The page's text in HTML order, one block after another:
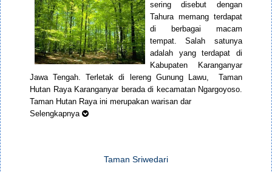
sering disebut dengan
Tahura memang terdapat
di berbagai macam
tempat. Salah satunya
adalah yang terdapat di
Kabupaten Karanganyar
Jawa Tengah. Terletak di lereng Gunung Lawu, Taman
Hutan Raya Karanganyar berada di kecamatan Ngargoyoso.
Taman Hutan Raya ini merupakan warisan dar
Selengkapnya
Taman Sriwedari